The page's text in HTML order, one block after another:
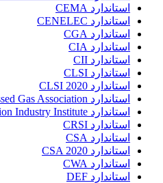
استاندارد CEMA
استاندارد CENELEC
استاندارد CGA
استاندارد CIA
استاندارد CII
استاندارد CLSI
استاندارد CLSI 2020
استاندارد Compressed Gas Association
استاندارد Construction Industry Institute
استاندارد CRSI
استاندارد CSA
استاندارد CSA 2020
استاندارد CWA
استاندارد DEF